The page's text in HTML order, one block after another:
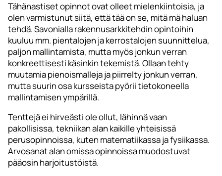
Tähänastiset opinnot ovat olleet mielenkiintoisia, ja
olen varmistunut siitä, että tää on se, mitä mä haluan
tehdä. Savonialla rakennusarkkitehdin opintoihin
kuuluu mm. pientalojen ja kerrostalojen suunnittelua,
paljon mallintamista, mutta myös jonkun verran
konkreettisesti käsinkin tekemistä. Ollaan tehty
muutamia pienoismalleja ja piirrelty jonkun verran,
mutta suurin osa kursseista pyörii tietokoneella
mallintamisen ympärillä.
Tenttejä ei hirveästi ole ollut, lähinnä vaan
pakollisissa, tekniikan alan kaikille yhteisissä
perusopinnoissa, kuten matematiikassa ja fysiikassa.
Arvosanat alan omissa opinnoissa muodostuvat
pääosin harjoitustöistä.